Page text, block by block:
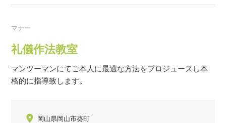
マナー
礼儀作法教室
マンツーマンにてご本人に最適な方法をプロジュースし本
格的に指導致します。
岡山県岡山市葵町